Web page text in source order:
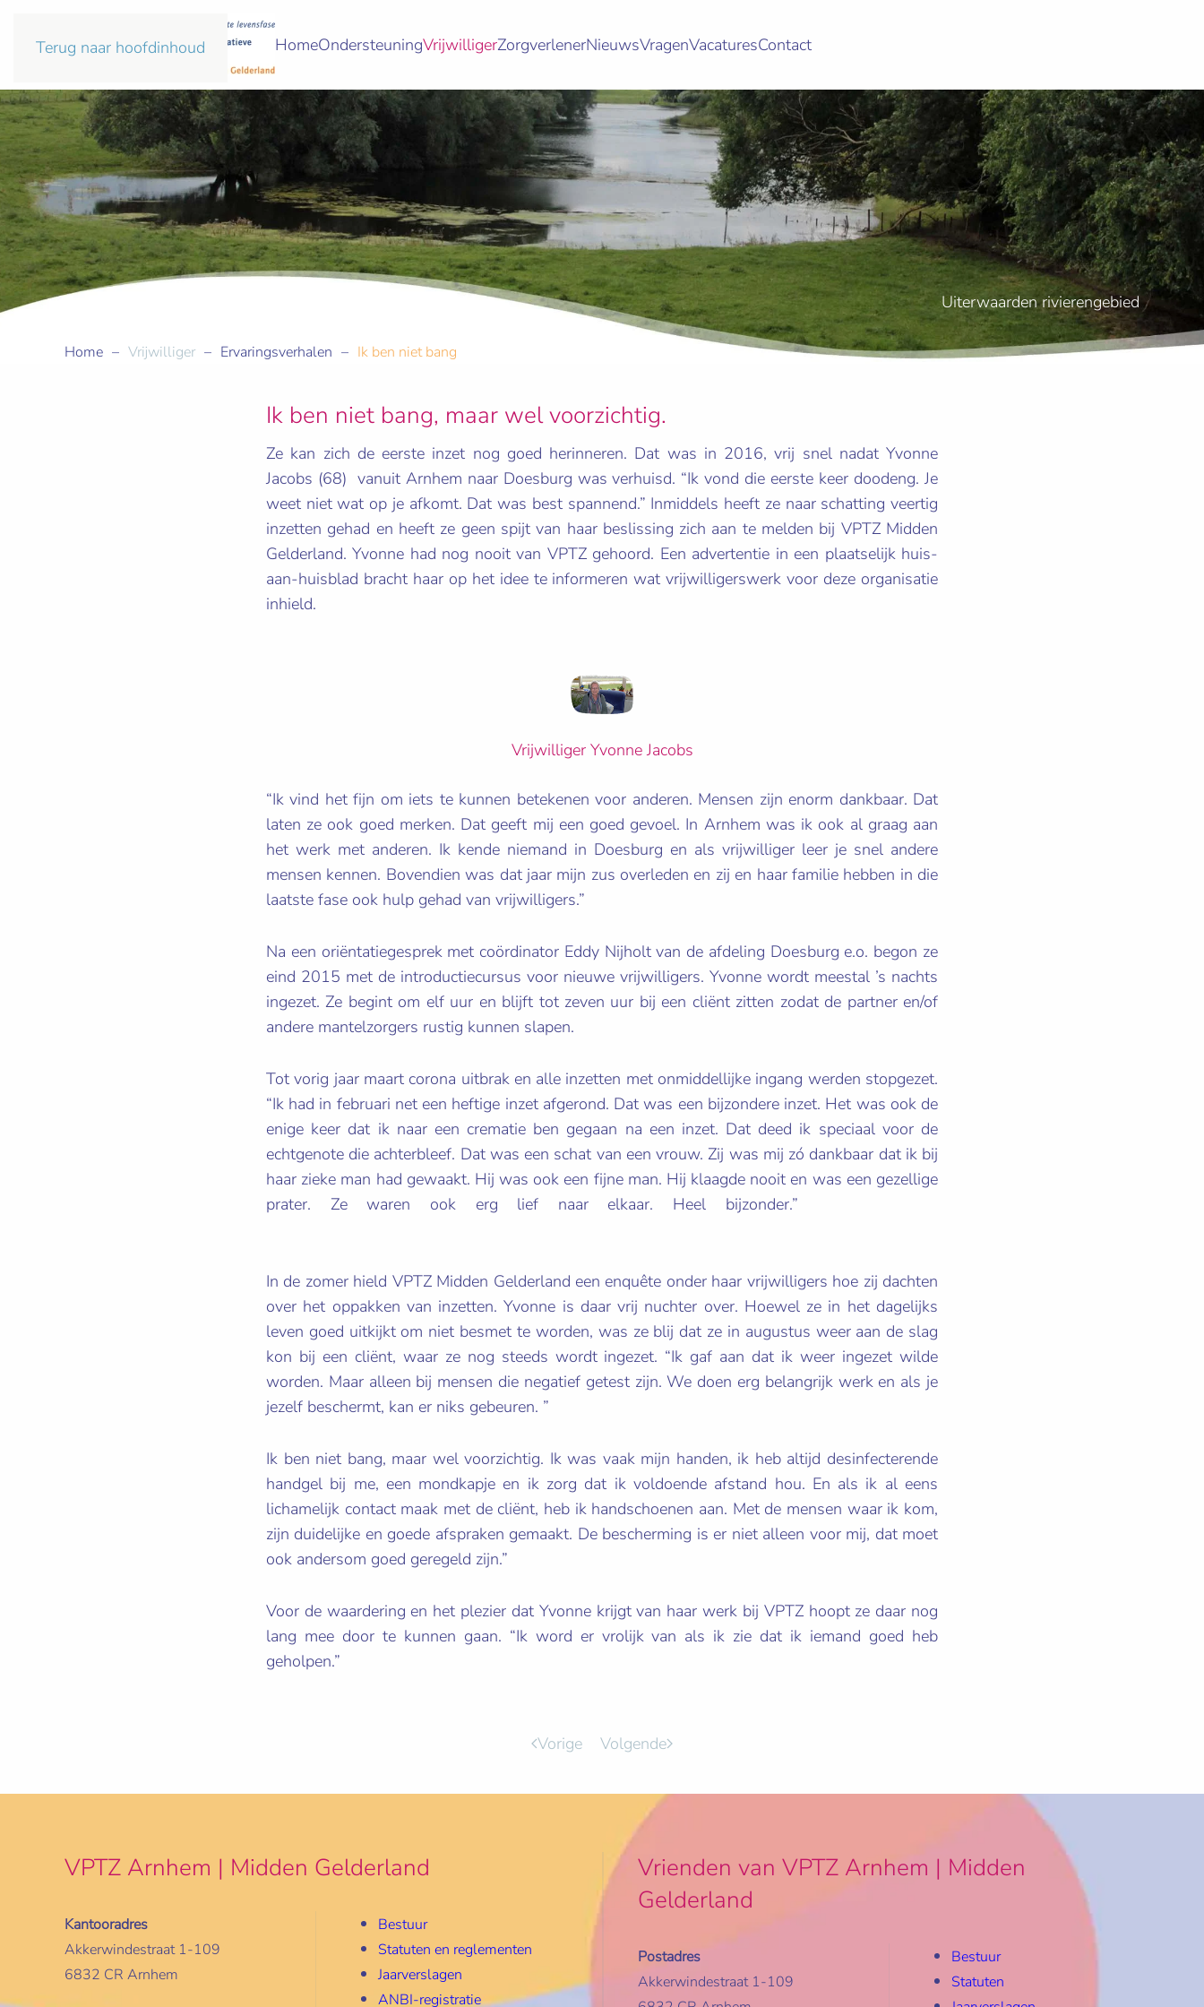
Terug naar hoofdinhoud HomeOndersteuningVrijwilligerZorgverlenerNieuwsVragenVacaturesContact
Uiterwaarden rivierengebied
Home Vrijwilliger Ervaringsverhalen Ik ben niet bang
Ik ben niet bang, maar wel voorzichtig.
Ze kan zich de eerste inzet nog goed herinneren. Dat was in 2016, vrij snel nadat Yvonne
Jacobs (68) vanuit Arnhem naar Doesburg was verhuisd. “Ik vond die eerste keer doodeng. Je
weet niet wat op je afkomt. Dat was best spannend.” Inmiddels heeft ze naar schatting veertig
inzetten gehad en heeft ze geen spijt van haar beslissing zich aan te melden bij VPTZ Midden
Gelderland. Yvonne had nog nooit van VPTZ gehoord. Een advertentie in een plaatselijk huis-
aan-huisblad bracht haar op het idee te informeren wat vrijwilligerswerk voor deze organisatie
inhield.
Vrijwilliger Yvonne Jacobs
“Ik vind het fijn om iets te kunnen betekenen voor anderen. Mensen zijn enorm dankbaar. Dat
laten ze ook goed merken. Dat geeft mij een goed gevoel. In Arnhem was ik ook al graag aan
het werk met anderen. Ik kende niemand in Doesburg en als vrijwilliger leer je snel andere
mensen kennen. Bovendien was dat jaar mijn zus overleden en zij en haar familie hebben in die
laatste fase ook hulp gehad van vrijwilligers.”
Na een oriëntatiegesprek met coördinator Eddy Nijholt van de afdeling Doesburg e.o. begon ze
eind 2015 met de introductiecursus voor nieuwe vrijwilligers. Yvonne wordt meestal ’s nachts
ingezet. Ze begint om elf uur en blijft tot zeven uur bij een cliënt zitten zodat de partner en/of
andere mantelzorgers rustig kunnen slapen.
Tot vorig jaar maart corona uitbrak en alle inzetten met onmiddellijke ingang werden stopgezet.
“Ik had in februari net een heftige inzet afgerond. Dat was een bijzondere inzet. Het was ook de
enige keer dat ik naar een crematie ben gegaan na een inzet. Dat deed ik speciaal voor de
echtgenote die achterbleef. Dat was een schat van een vrouw. Zij was mij zó dankbaar dat ik bij
haar zieke man had gewaakt. Hij was ook een fijne man. Hij klaagde nooit en was een gezellige
prater. Ze waren ook erg lief naar elkaar. Heel bijzonder.”
In de zomer hield VPTZ Midden Gelderland een enquête onder haar vrijwilligers hoe zij dachten
over het oppakken van inzetten. Yvonne is daar vrij nuchter over. Hoewel ze in het dagelijks
leven goed uitkijkt om niet besmet te worden, was ze blij dat ze in augustus weer aan de slag
kon bij een cliënt, waar ze nog steeds wordt ingezet. “Ik gaf aan dat ik weer ingezet wilde
worden. Maar alleen bij mensen die negatief getest zijn. We doen erg belangrijk werk en als je
jezelf beschermt, kan er niks gebeuren. ”
Ik ben niet bang, maar wel voorzichtig. Ik was vaak mijn handen, ik heb altijd desinfecterende
handgel bij me, een mondkapje en ik zorg dat ik voldoende afstand hou. En als ik al eens
lichamelijk contact maak met de cliënt, heb ik handschoenen aan. Met de mensen waar ik kom,
zijn duidelijke en goede afspraken gemaakt. De bescherming is er niet alleen voor mij, dat moet
ook andersom goed geregeld zijn.”
Voor de waardering en het plezier dat Yvonne krijgt van haar werk bij VPTZ hoopt ze daar nog
lang mee door te kunnen gaan. “Ik word er vrolijk van als ik zie dat ik iemand goed heb
geholpen.”
Vorige Volgende
VPTZ Arnhem | Midden Gelderland
Kantooradres
Akkerwindestraat 1-109
6832 CR Arnhem
Bestuur
Statuten en reglementen
Jaarverslagen
ANBI-registratie
Vrienden van VPTZ Arnhem | Midden
Gelderland
Postadres
Akkerwindestraat 1-109
Bestuur
Statuten